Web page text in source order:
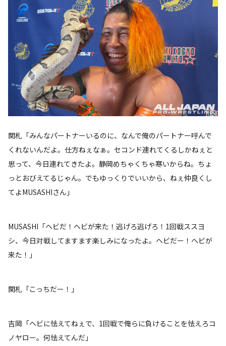
関札「みんなパートナーいるのに、なんで俺のパートナー呼んで
くれないんだよ。仕方ねぇなぁ。セコンド連れてくるしかねぇと
思って、今日連れてきたよ。静岡めちゃくちゃ寒いからね。ちょ
っとおびえてるじゃん。でもゆっくりでいいから、ねぇ仲良くし
てよMUSASHIさん」
MUSASHI「ヘビだ！ヘビが来た！逃げろ逃げろ！1回戦ススヨ
シ、今日対戦してますます楽しみになったよ。ヘビだー！ヘビが
来た！」
関札「こっちだー！」
吉岡「ヘビに怯えてねぇで、1回戦で俺らに負けることを怯えろコ
ノヤロー。何怯えてんだ」